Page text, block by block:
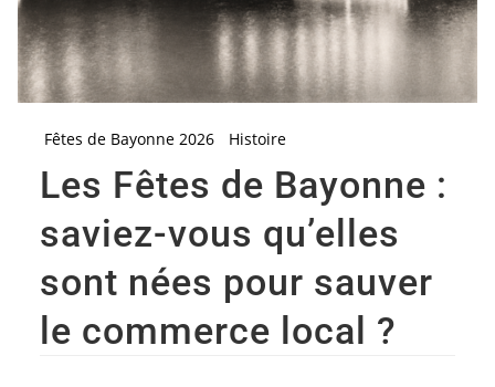
Fêtes de Bayonne 2026 Histoire
Les Fêtes de Bayonne :
saviez-vous qu’elles
sont nées pour sauver
le commerce local ?